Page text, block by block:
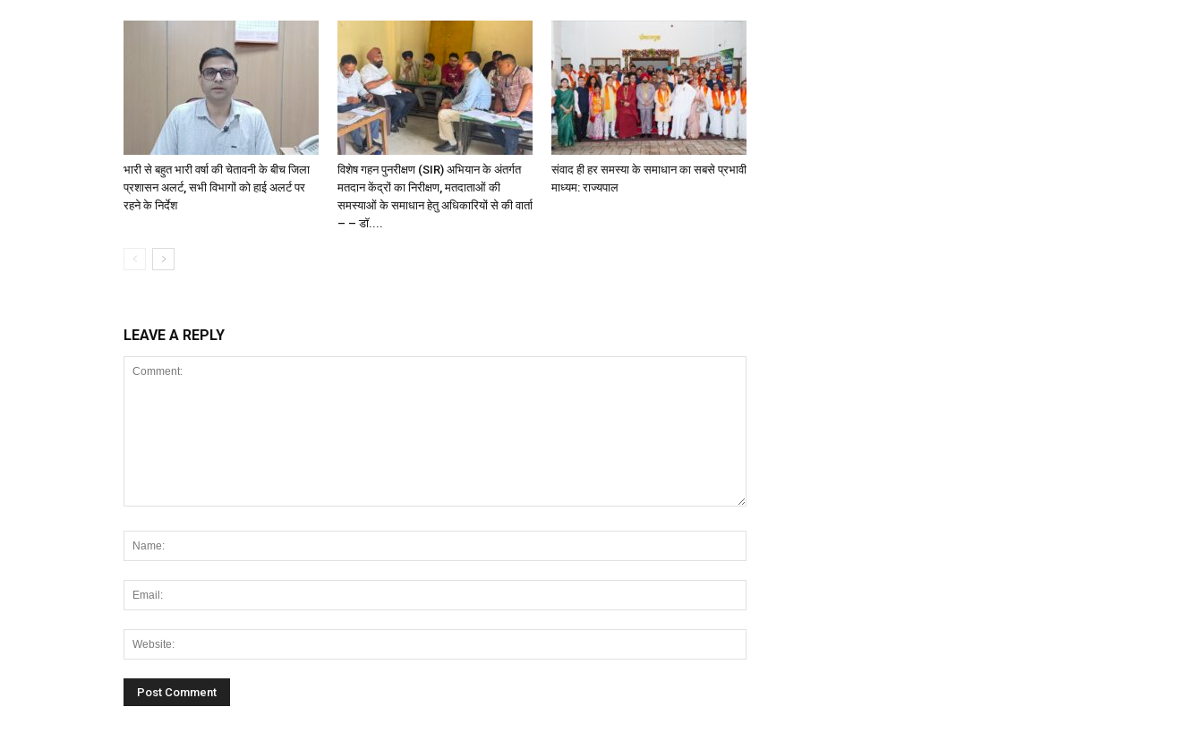
भारी से बहुत भारी वर्षा की चेतावनी के बीच जिला
प्रशासन अलर्ट, सभी विभागों को हाई अलर्ट पर
रहने के निर्देश
विशेष गहन पुनरीक्षण (SIR) अभियान के अंतर्गत
मतदान केंद्रों का निरीक्षण, मतदाताओं की
समस्याओं के समाधान हेतु अधिकारियों से की वार्ता
– – डॉ....
संवाद ही हर समस्या के समाधान का सबसे प्रभावी
माध्यम: राज्यपाल
LEAVE A REPLY